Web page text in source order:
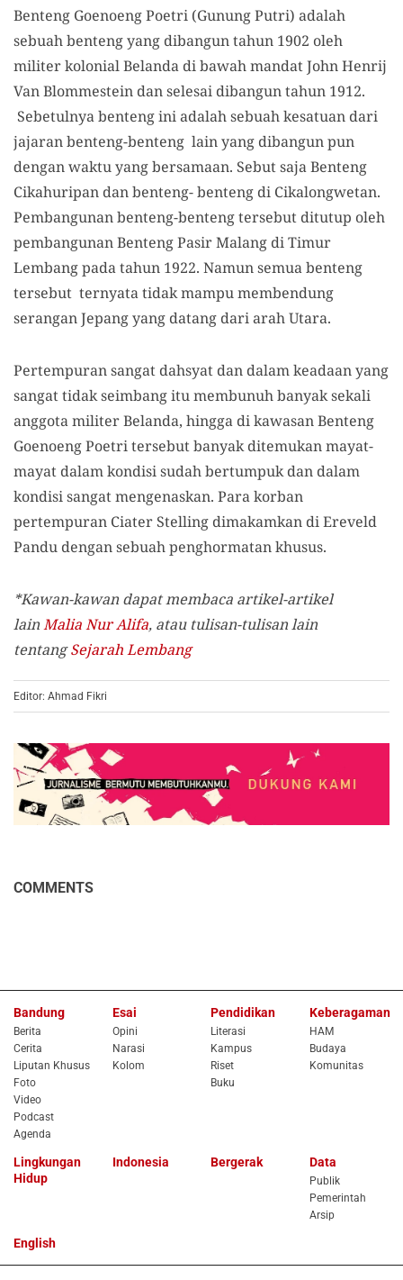
Benteng Goenoeng Poetri (Gunung Putri) adalah
sebuah benteng yang dibangun tahun 1902 oleh
militer kolonial Belanda di bawah mandat John Henrij
Van Blommestein dan selesai dibangun tahun 1912.
Sebetulnya benteng ini adalah sebuah kesatuan dari
jajaran benteng-benteng lain yang dibangun pun
dengan waktu yang bersamaan. Sebut saja Benteng
Cikahuripan dan benteng- benteng di Cikalongwetan.
Pembangunan benteng-benteng tersebut ditutup oleh
pembangunan Benteng Pasir Malang di Timur
Lembang pada tahun 1922. Namun semua benteng
tersebut ternyata tidak mampu membendung
serangan Jepang yang datang dari arah Utara.
Pertempuran sangat dahsyat dan dalam keadaan yang
sangat tidak seimbang itu membunuh banyak sekali
anggota militer Belanda, hingga di kawasan Benteng
Goenoeng Poetri tersebut banyak ditemukan mayat-
mayat dalam kondisi sudah bertumpuk dan dalam
kondisi sangat mengenaskan. Para korban
pertempuran Ciater Stelling dimakamkan di Ereveld
Pandu dengan sebuah penghormatan khusus.
*Kawan-kawan dapat membaca artikel-artikel
lainMalia Nur Alifa, atau tulisan-tulisan lain
tentangSejarah Lembang
Editor: Ahmad Fikri
COMMENTS
Bandung
Berita
Cerita
Liputan Khusus
Foto
Video
Podcast
Agenda
Esai
Opini
Narasi
Kolom
Pendidikan
Literasi
Kampus
Riset
Buku
Keberagaman
HAM
Budaya
Komunitas
Lingkungan
Hidup
Indonesia Bergerak Data
Publik
Pemerintah
Arsip
English